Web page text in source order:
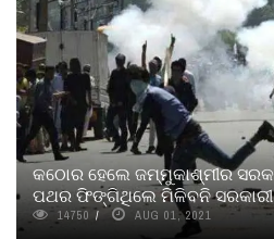
କଠୋର ହେଲେ ଜମ୍ମୁକାଶ୍ମୀର
ପଥର ଫିଙ୍ଗିଥିଲେ ମିଳିବନି ସରକାରୀ
14750 AUG 01, 2021